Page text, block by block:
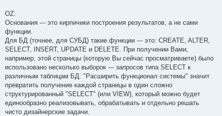
OZ:
Основания --- это кирпичики построения результатов, а не сами
функции.
Для БД (точнее, для СУБД) такие функции --- это: CREATE, ALTER,
SELECT, INSERT, UPDATE и DELETE. При получении Вами,
например, этой страницы (которую Вы сейчас просматриваете) было
использовано несколько выборок --- запросов типа SELECT к
различным таблицам БД. "Расширить функционал системы" значит
превратить получение каждой страницы в один сложно
структурированный "SELECT" (или VIEW), который можно будет
единообразно реализовывать, обрабатывать и отдельно решать
чисто дизайнерские задачи.